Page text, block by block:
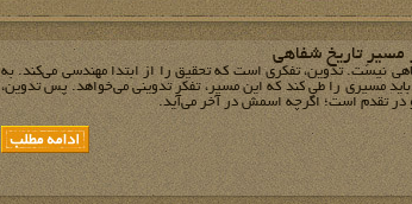
تاریخ شفاهی
نیست. تدوین، تفکری است که تحقیق را از ابتدا مهندسی می‌کند. به
باید مسیری را طی کند که این مسیر، تفکر تدوینی می‌خواهد. پس تدوین،
و در تقدم است؛ اگرچه اسمش در آخر می‌آید.